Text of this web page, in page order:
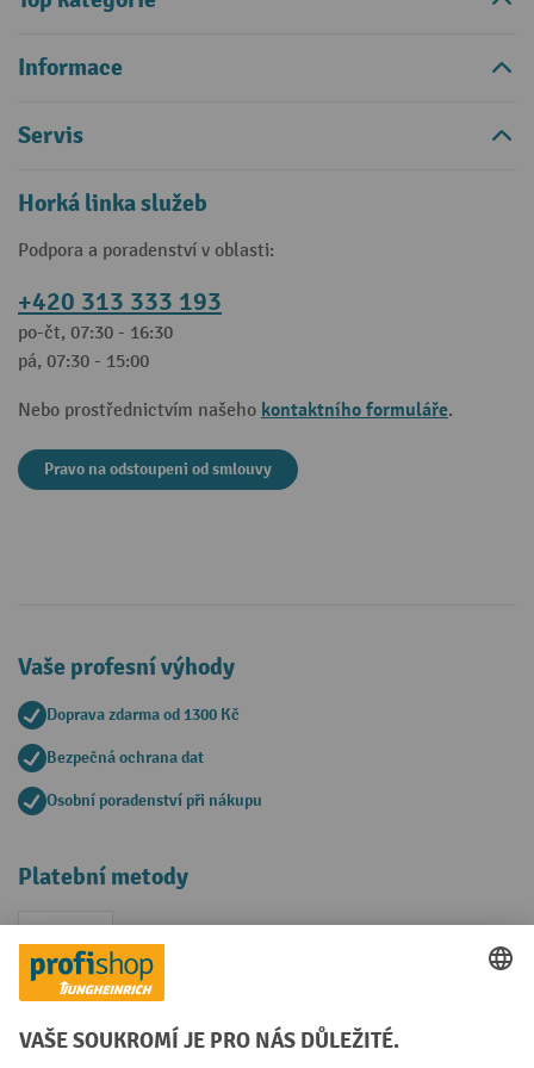
Informace
Servis
Horká linka služeb
Podpora a poradenství v oblasti:
+420 313 333 193
po-čt, 07:30 - 16:30
pá, 07:30 - 15:00
Nebo prostřednictvím našeho kontaktního formuláře.
Pravo na odstoupeni od smlouvy
Vaše profesní výhody
Doprava zdarma od 1300 Kč
Bezpečná ochrana dat
Osobní poradenství při nákupu
Platební metody
Faktura
Sociální sítě